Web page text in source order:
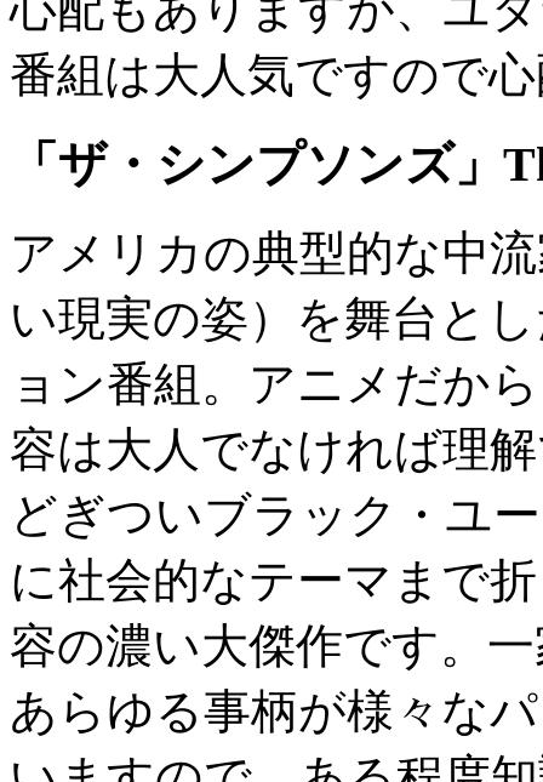
番組は大人気ですので
「ザ・シンプソンズ」
アメリカの典型的な中
い現実の姿）を舞台と
ョン番組。アニメだか
容は大人でなければ理
どぎついブラック・ユ
に社会的なテーマまで
容の濃い大傑作です。
あらゆる事柄が様々な